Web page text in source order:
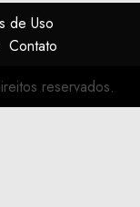
de Uso
Contato
reservados.